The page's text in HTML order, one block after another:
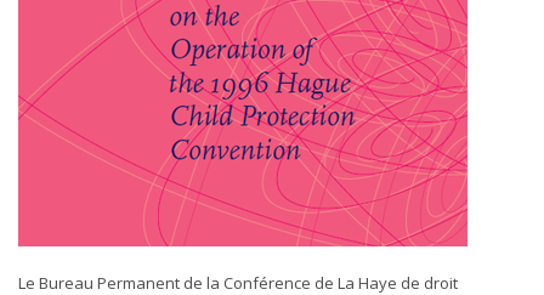
Le Bureau Permanent de la Conférence de La Haye de droit